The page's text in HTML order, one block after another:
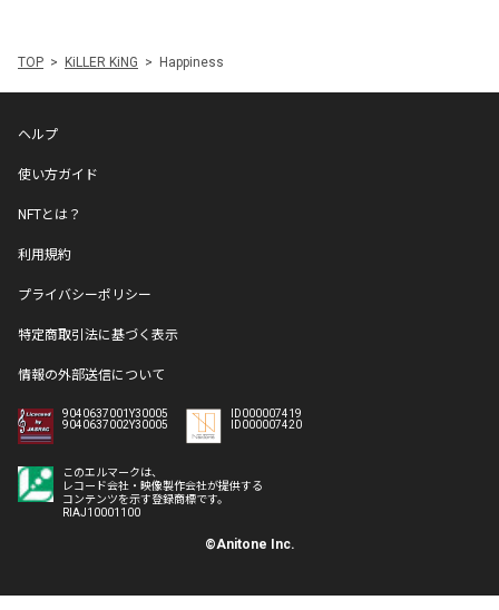
TOP KiLLER KiNG Happiness
ヘルプ
使い方ガイド
NFTとは？
利用規約
プライバシーポリシー
特定商取引法に基づく表示
情報の外部送信について
9040637001Y30005
9040637002Y30005
ID000007419
ID000007420
このエルマークは、
レコード会社・映像製作会社が提供する
コンテンツを示す登録商標です。
RIAJ10001100
©Anitone Inc.